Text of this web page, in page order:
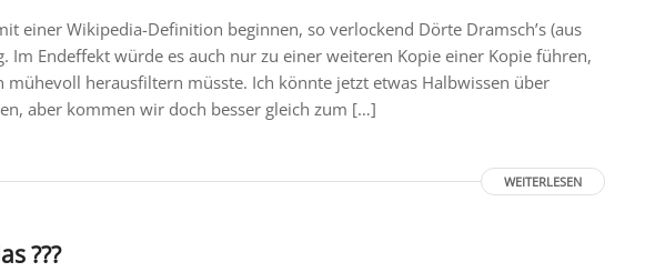
einer Wikipedia-Definition beginnen, so verlockend Dörte Dramsch’s (aus
Im Endeffekt würde es auch nur zu einer weiteren Kopie einer Kopie führen,
herausfiltern müsste. Ich könnte jetzt etwas Halbwissen über
aber kommen wir doch besser gleich zum […]
WEITERLESEN
???